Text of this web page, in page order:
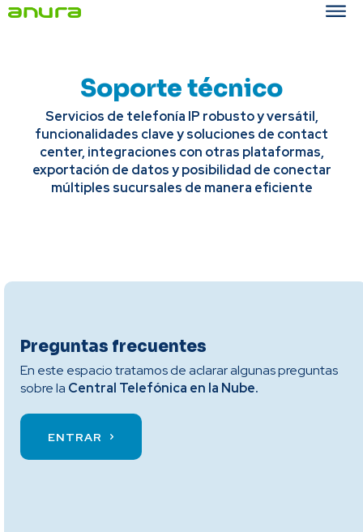
Soporte técnico
Servicios de telefonía IP robusto y versátil,
funcionalidades clave y soluciones de contact
center, integraciones con otras plataformas,
exportación de datos y posibilidad de conectar
múltiples sucursales de manera eficiente
Preguntas frecuentes
En este espacio tratamos de aclarar algunas preguntas
sobre la Central Telefónica en la Nube.
ENTRAR